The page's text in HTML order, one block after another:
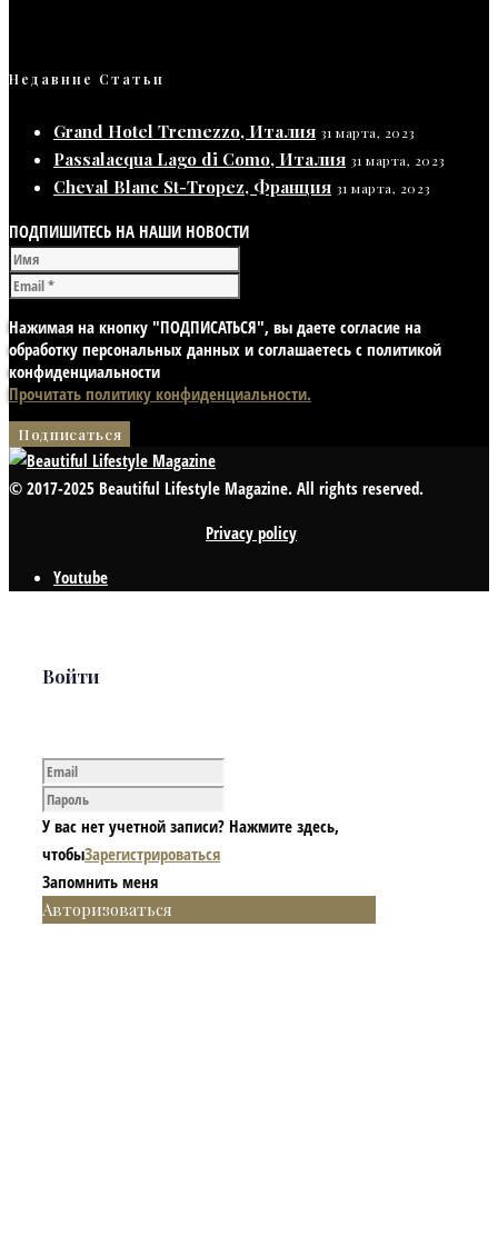
Недавние Статьи
Grand Hotel Tremezzo, Италия 31 марта, 2023
Passalacqua Lago di Como, Италия 31 марта, 2023
Cheval Blanc St-Tropez, Франция 31 марта, 2023
ПОДПИШИТЕСЬ НА НАШИ НОВОСТИ
Нажимая на кнопку "ПОДПИСАТЬСЯ", вы даете согласие на
обработку персональных данных и соглашаетесь с политикой
конфиденциальности
Прочитать политику конфиденциальности.
© 2017-2025 Beautiful Lifestyle Magazine. All rights reserved.
Privacy policy
Youtube
Войти
У вас нет учетной записи? Нажмите здесь,
чтобыЗарегистрироваться
Запомнить меня
Авторизоваться